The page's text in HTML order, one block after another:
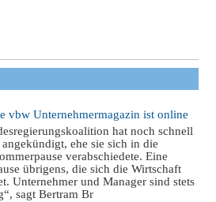
vbw Unternehmermagazin ist online
hat noch schnell
ehe sie sich in die
verabschiedete. Eine
übrigens, die sich die Wirtschaft
Unternehmer und Manager sind stets
sagt Bertram Br